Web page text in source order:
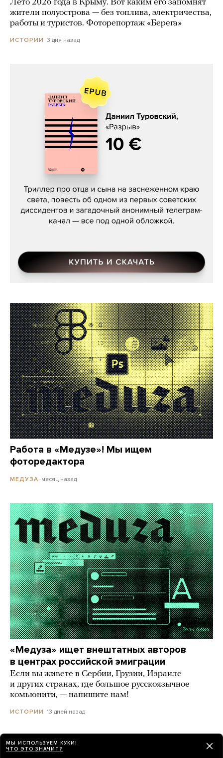
Лето 2026 года в Крыму. Вот каким его запомнят
жители полуострова — без топлива, электричества,
работы и туристов. Фоторепортаж «Берега»
ИСТОРИИ 3 дня назад
Даниил Туровский, «Разрыв»
Работа в «Медузе»! Мы ищем
фоторедактора
МЕДУЗА месяц назад
«Медуза» ищет внештатных авторов
в центрах российской эмиграции
Если вы живете в Сербии, Грузии, Израиле
и других странах, где большое русскоязычное
комьюнити, — напишите нам!
ИСТОРИИ 13 дней назад
МЫ ИСПОЛЬЗУЕМ КУКИ!
ЧТО ЭТО ЗНАЧИТ?